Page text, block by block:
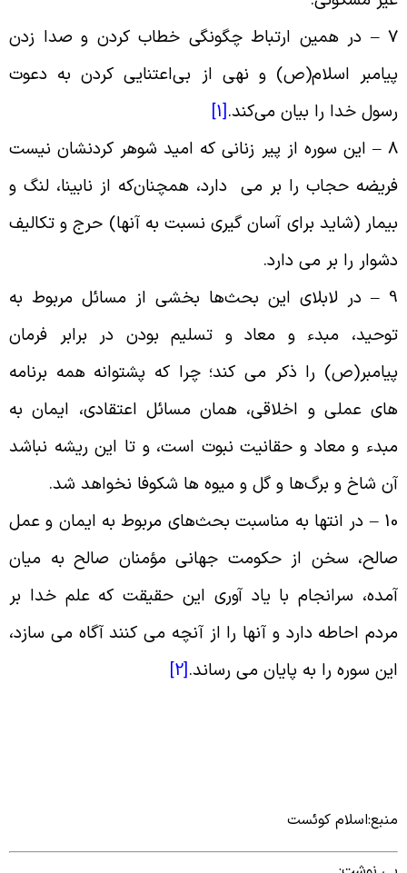
در همین ارتباط چگونگی خطاب کردن و صدا زدن
اسلام(ص) و نهى از بى‌اعتنایى کردن به دعوت
خدا را بیان می‌کند.
[1]
این سوره از پیر زنانی که امید شوهر کردنشان نیست
حجاب را بر مى دارد، همچنان‌که از نابینا، لنگ و
(شاید براى آسان گیرى نسبت به آنها) حرج و تکالیف
را بر مى ‌دارد.
در لابلاى این بحث‌ها بخشى از مسائل مربوط به
مبدء و معاد و تسلیم بودن در برابر فرمان
را ذکر مى ‌کند؛ چرا که پشتوانه همه برنامه‌‌
عملى و اخلاقى، همان مسائل اعتقادى، ایمان به
و معاد و حقانیت نبوت است، و تا این ریشه نباشد
شاخ و برگ‌ها و گل و میوه‌ ها شکوفا نخواهد شد.
در انتها به مناسبت بحث‌‌هاى مربوط به ایمان و عمل
سخن از حکومت جهانى مؤمنان صالح به میان
سرانجام با یاد آورى این حقیقت که علم خدا بر
احاطه دارد و آنها را از آنچه مى ‌کنند آگاه مى‌ سازد،
سوره را به پایان مى‌ ‌رساند.
[2]
کوئست